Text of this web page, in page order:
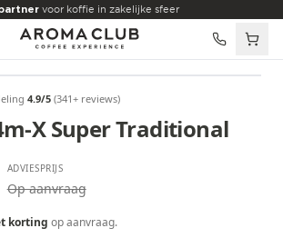
voor koffie in zakelijke sfeer
4.9/5 (341+ reviews)
X Super Traditional
ADVIESPRIJS
Op aanvraag
korting op aanvraag.